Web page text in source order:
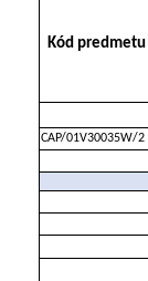
Kód predmetu
CAP/01V30035W/2